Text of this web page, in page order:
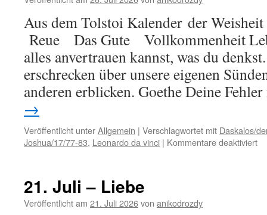
Aus dem Tolstoi Kalender der
Reue Das Gute Vollkommenheit
alles anvertrauen kannst, was du
erschrecken über unsere eigenen
anderen erblicken. Goethe Deine
→
Veröffentlicht unterAllgemein | Verschlagwortet mit Daskalos/
Joshua/17/77-83, Leonardo da vinci | Kommentare deaktiviertfür
21. Juli – Liebe
Veröffentlicht am 21. Juli 2026von anikodrozdy